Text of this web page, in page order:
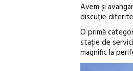
Avem și
discuție
O primă
stație de
magnific la